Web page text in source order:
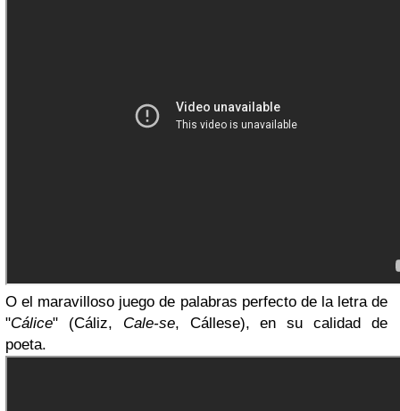
O el maravilloso juego de palabras perfecto de la letra de
"Cálice" (Cáliz, Cale-se, Cállese), en su calidad de
poeta.